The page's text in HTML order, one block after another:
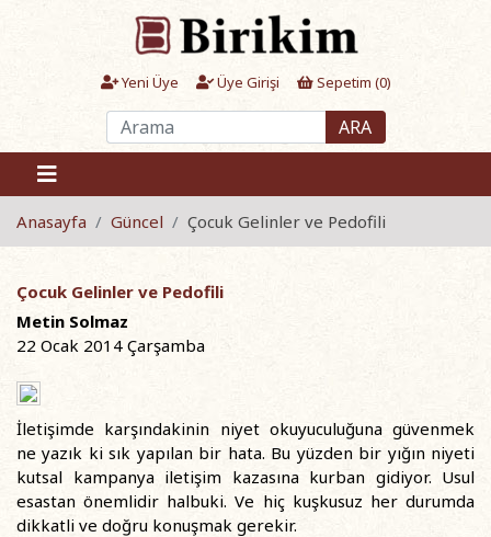
Yeni Üye Üye Girişi Sepetim (0)
ARA
Anasayfa Güncel Çocuk Gelinler ve Pedofili
Çocuk Gelinler ve Pedofili
Metin Solmaz
22 Ocak 2014 Çarşamba
İletişimde karşındakinin niyet okuyuculuğuna güvenmek
ne yazık ki sık yapılan bir hata. Bu yüzden bir yığın niyeti
kutsal kampanya iletişim kazasına kurban gidiyor. Usul
esastan önemlidir halbuki. Ve hiç kuşkusuz her durumda
dikkatli ve doğru konuşmak gerekir.